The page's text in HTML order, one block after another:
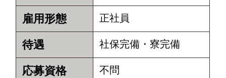
雇用形態 正社員
待遇 社保完備・寮完備
応募資格 不問